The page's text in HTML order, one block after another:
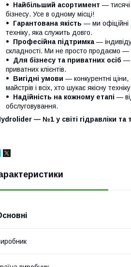
Найбільший асортимент — тисячі
бізнесу. Усе в одному місці!
Гарантована якість — ми офіційні
техніку, яка служить довго.
Професійна підтримка —
складності. Ми не просто продаємо —
Для бізнесу та приватних осіб —
приватних клієнтів.
Вигідні умови — конкурентні ціни,
майстрів і всіх, хто шукає якісну
Надійність на кожному етапі —
обслуговування.
— №1 у світі гідравліки та